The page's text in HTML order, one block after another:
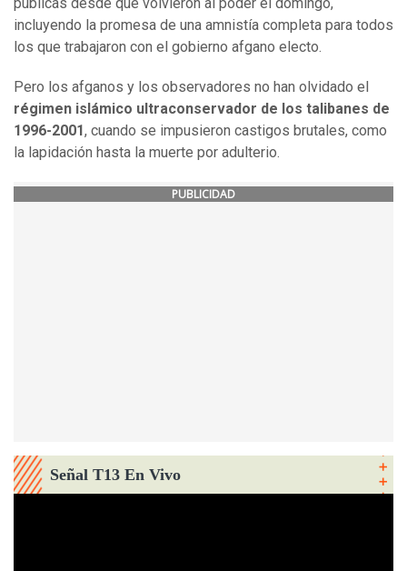
públicas desde que volvieron al poder el domingo,
incluyendo la promesa de una amnistía completa para todos
los que trabajaron con el gobierno afgano electo.
Pero los afganos y los observadores no han olvidado el
régimen islámico ultraconservador de los talibanes de
1996-2001, cuando se impusieron castigos brutales, como
la lapidación hasta la muerte por adulterio.
PUBLICIDAD
Señal T13 En Vivo